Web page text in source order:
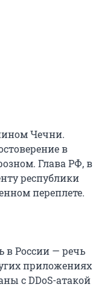
Чечни.
в
Глава РФ, в
республики
переплете.
в России — речь
приложениях
с DDoS-атакой